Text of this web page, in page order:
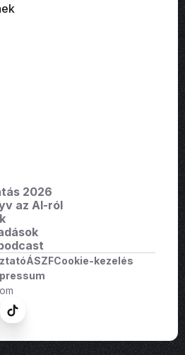
2026
az AI-ról
ÁSZFCookie-kezelés